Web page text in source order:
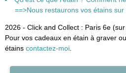
==>Nous restaurons vos étains sur
2026 - Click and Collect : Paris 6e (sur
Pour vos cadeaux en étain à graver
étains contactez-moi